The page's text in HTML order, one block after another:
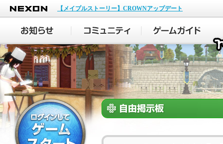
NEXON
【メイプルストーリー】CROWNアップデート